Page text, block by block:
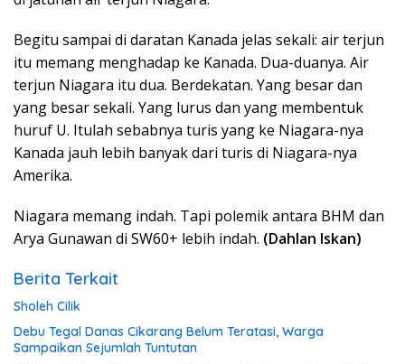
Begitu sampai di daratan Kanada jelas sekali: air terjun
itu memang menghadap ke Kanada. Dua-duanya. Air
terjun Niagara itu dua. Berdekatan. Yang besar dan
yang besar sekali. Yang lurus dan yang membentuk
huruf U. Itulah sebabnya turis yang ke Niagara-nya
Kanada jauh lebih banyak dari turis di Niagara-nya
Amerika.
Niagara memang indah. Tapi polemik antara BHM dan
Arya Gunawan di SW60+ lebih indah. (Dahlan Iskan)
Berita Terkait
Sholeh Cilik
Debu Tegal Danas Cikarang Belum Teratasi, Warga
Sampaikan Sejumlah Tuntutan